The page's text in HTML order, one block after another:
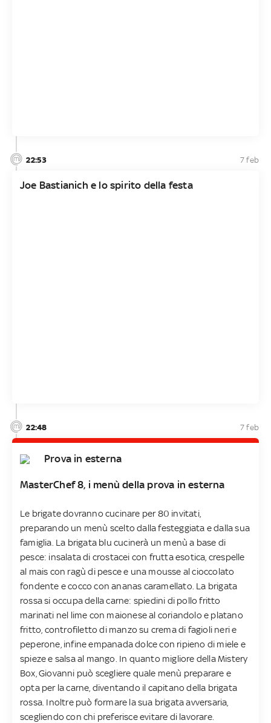
22:53 7 feb
Joe Bastianich e lo spirito della festa
22:48 7 feb
Prova in esterna
MasterChef 8, i menù della prova in esterna
Le brigate dovranno cucinare per 80 invitati,
preparando un menù scelto dalla festeggiata e dalla sua
famiglia. La brigata blu cucinerà un menù a base di
pesce: insalata di crostacei con frutta esotica, crespelle
al mais con ragù di pesce e una mousse al cioccolato
fondente e cocco con ananas caramellato. La brigata
rossa si occupa della carne: spiedini di pollo fritto
marinati nel lime con maionese al coriandolo e platano
fritto, controfiletto di manzo su crema di fagioli neri e
peperone, infine empanada dolce con ripieno di miele e
spieze e salsa al mango. In quanto migliore della Mistery
Box, Giovanni può scegliere quale menù preparare e
opta per la carne, diventando il capitano della brigata
rossa. Inoltre può formare la sua brigata avversaria,
scegliendo con chi preferisce evitare di lavorare.